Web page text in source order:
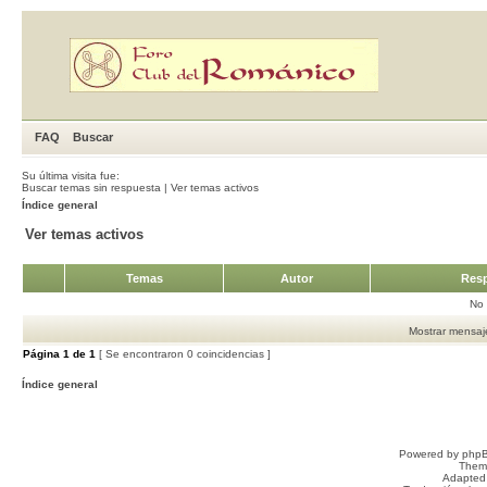
FAQ Buscar
Su última visita fue:
Buscar temas sin respuesta | Ver temas activos
Índice general
Ver temas activos
Temas Autor
No
Mostrar
Página 1 de 1 [ Se encontraron 0 coincidencias ]
Índice general
Powered by